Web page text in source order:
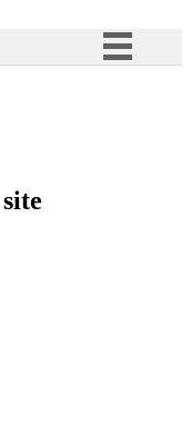
à informação